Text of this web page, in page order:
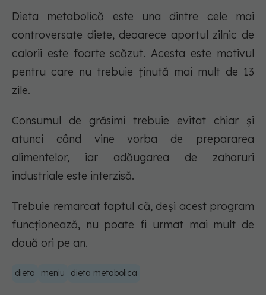
Dieta metabolică este una dintre cele mai
controversate diete, deoarece aportul zilnic de
calorii este foarte scăzut. Acesta este motivul
pentru care nu trebuie ținută mai mult de 13
zile.
Consumul de grăsimi trebuie evitat chiar și
atunci când vine vorba de prepararea
alimentelor, iar adăugarea de zaharuri
industriale este interzisă.
Trebuie remarcat faptul că, deși acest program
funcționează, nu poate fi urmat mai mult de
două ori pe an.
dieta meniu dieta metabolica